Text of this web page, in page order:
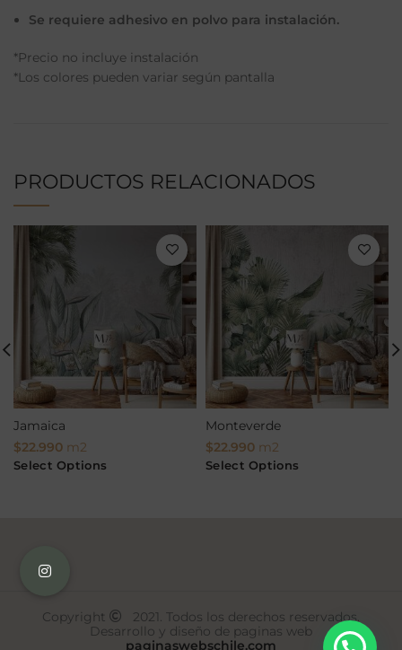
Se requiere adhesivo en polvo para instalación.
*Precio no incluye instalación
*Los colores pueden variar según pantalla
PRODUCTOS RELACIONADOS
Jamaica
$22.990 m2
Select Options
Monteverde
$22.990 m2
Select Options
Copyright
2021. Todos los derechos reservados.
Desarrollo y diseño de paginas web
paginaswebschile.com